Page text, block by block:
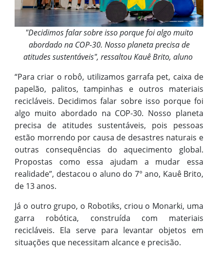
"Decidimos falar sobre isso porque foi algo muito
abordado na COP-30. Nosso planeta precisa de
atitudes sustentáveis", ressaltou Kauê Brito, aluno
“Para criar o robô, utilizamos garrafa pet, caixa de
papelão, palitos, tampinhas e outros materiais
recicláveis. Decidimos falar sobre isso porque foi
algo muito abordado na COP-30. Nosso planeta
precisa de atitudes sustentáveis, pois pessoas
estão morrendo por causa de desastres naturais e
outras consequências do aquecimento global.
Propostas como essa ajudam a mudar essa
realidade”, destacou o aluno do 7° ano, Kauê Brito,
de 13 anos.
Já o outro grupo, o Robotiks, criou o Monarki, uma
garra robótica, construída com materiais
recicláveis. Ela serve para levantar objetos em
situações que necessitam alcance e precisão.